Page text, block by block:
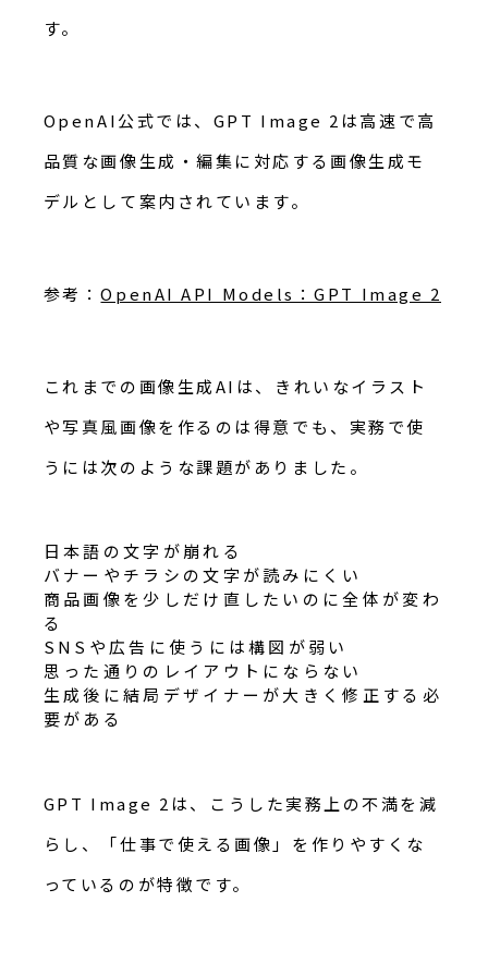
す。
OpenAI公式では、GPT Image 2は高速で高
品質な画像生成・編集に対応する画像生成モ
デルとして案内されています。
参考：OpenAI API Models：GPT Image 2
これまでの画像生成AIは、きれいなイラスト
や写真風画像を作るのは得意でも、実務で使
うには次のような課題がありました。
日本語の文字が崩れる
バナーやチラシの文字が読みにくい
商品画像を少しだけ直したいのに全体が変わ
る
SNSや広告に使うには構図が弱い
思った通りのレイアウトにならない
生成後に結局デザイナーが大きく修正する必
要がある
GPT Image 2は、こうした実務上の不満を減
らし、「仕事で使える画像」を作りやすくな
っているのが特徴です。